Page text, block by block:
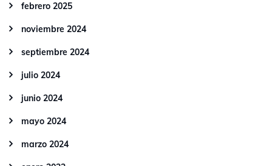
febrero 2025
noviembre 2024
septiembre 2024
julio 2024
junio 2024
mayo 2024
marzo 2024